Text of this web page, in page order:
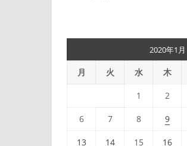
2020年1月
月 火 水 木
1 2
6 7 8 9
13 14 15 16